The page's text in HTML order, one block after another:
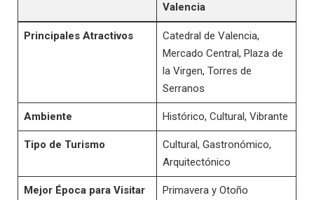
Valencia
Principales Atractivos
Catedral de Valencia,
Mercado Central, Plaza de
la Virgen, Torres de
Serranos
Ambiente Histórico, Cultural, Vibrante
Tipo de Turismo
Cultural, Gastronómico,
Arquitectónico
Mejor Época para Visitar Primavera y Otoño